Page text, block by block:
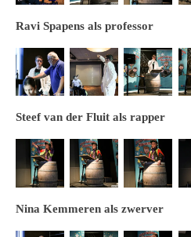
Ravi Spapens als professor
Steef van der Fluit als rapper
Nina Kemmeren als zwerver